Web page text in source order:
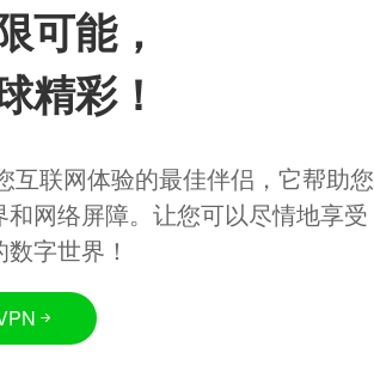
可能，
精彩！
互联网体验的最佳伴侣，它帮助您
和网络屏障。让您可以尽情地享受
字世界！